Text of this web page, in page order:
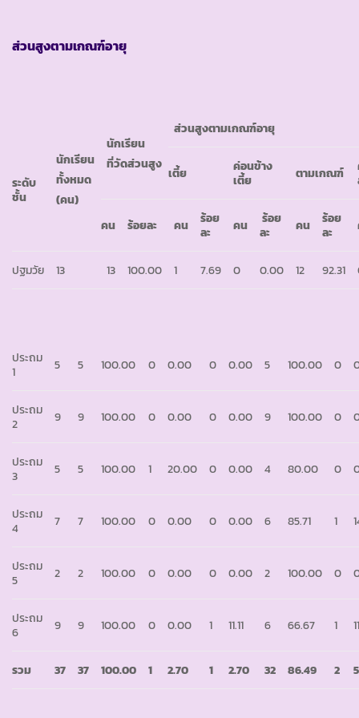
ส่วนสูงตามเกณฑ์อายุ
ระดับ
ชั้น
นักเรียน
ทั้งหมด
(คน)
นักเรียน
ที่วัดส่วนสูง
ส่วนสูงตามเกณฑ์อายุ
เตี้ย
ค่อนข้าง
เตี้ย
ตามเกณฑ์
คน ร้อยละ คน
ร้อย
ละ
คน
ร้อย
ละ
คน
ร้อย
ละ
ปฐมวัย 13 13 100.00 1 7.69 0 0.00 12 92.31
ประถม
1
5 5 100.00 0 0.00 0 0.00 5 100.00 0
ประถม
2
9 9 100.00 0 0.00 0 0.00 9 100.00 0
ประถม
3
5 5 100.00 1 20.00 0 0.00 4 80.00 0
ประถม
4
7 7 100.00 0 0.00 0 0.00 6 85.71 1
ประถม
5
2 2 100.00 0 0.00 0 0.00 2 100.00 0
ประถม
6
9 9 100.00 0 0.00 1 11.11 6 66.67 1
รวม 37 37 100.00 1 2.70 1 2.70 32 86.49 2